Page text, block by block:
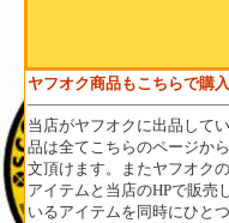
ヤフオク商品もこちらで購
当店がヤフオクに出品して
品は全てこちらのページか
文頂けます。またヤフオク
アイテムと当店のHPで販売
いるアイテムを同時にひと